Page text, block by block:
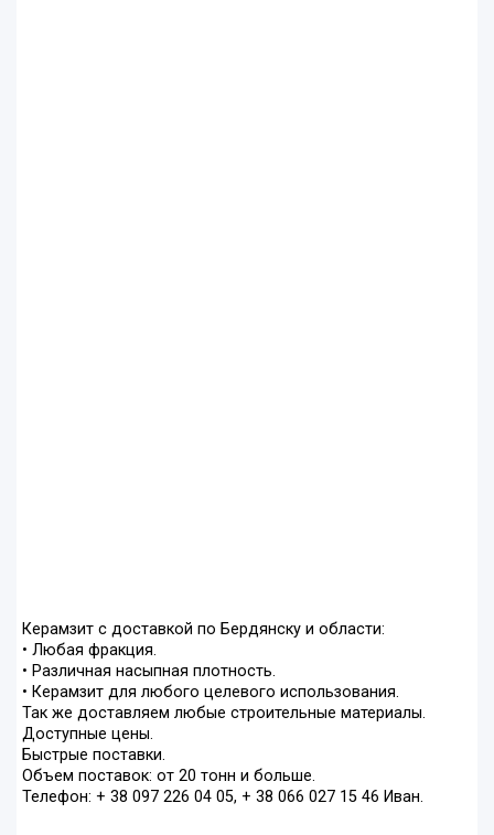
Керамзит с доставкой по Бердянску и области:
• Любая фракция.
• Различная насыпная плотность.
• Керамзит для любого целевого использования.
Так же доставляем любые строительные материалы.
Доступные цены.
Быстрые поставки.
Объем поставок: от 20 тонн и больше.
Телефон: + 38 097 226 04 05, + 38 066 027 15 46 Иван.